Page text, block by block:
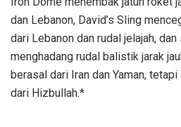
dan Lebanon, David’s Sling
dari Lebanon dan rudal jelajah,
menghadang rudal balistik jarak
berasal dari Iran dan Yaman,
dari Hizbullah.*